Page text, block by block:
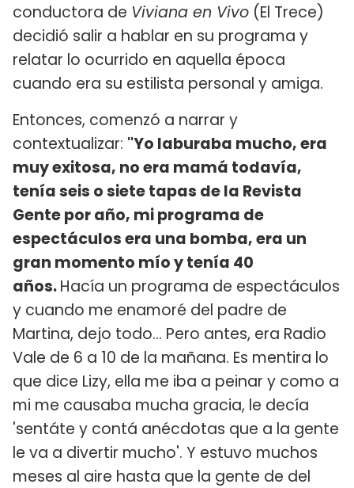
conductora de Viviana en Vivo (El Trece)
decidió salir a hablar en su programa y
relatar lo ocurrido en aquella época
cuando era su estilista personal y amiga.
Entonces, comenzó a narrar y
contextualizar: "Yo laburaba mucho, era
muy exitosa, no era mamá todavía,
tenía seis o siete tapas de la Revista
Gente por año, mi programa de
espectáculos era una bomba, era un
gran momento mío y tenía 40
años.Hacía un programa de espectáculos
y cuando me enamoré del padre de
Martina, dejo todo... Pero antes, era Radio
Vale de 6 a 10 de la mañana. Es mentira lo
que dice Lizy, ella me iba a peinar y como a
mi me causaba mucha gracia, le decía
'sentáte y contá anécdotas que a la gente
le va a divertir mucho'. Y estuvo muchos
meses al aire hasta que la gente de del